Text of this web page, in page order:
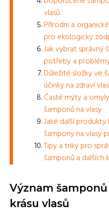
vlasů
Přírodní a
pro ekologicky
Jak vybrat správný
potřeby a
Důležité složky ve
účinky na zdraví
Časté mýty a
šamponů na vlasy
Jaké další
šampony na vlasy
Tipy a triky pro
šamponů a
Význam
krásu vlasů